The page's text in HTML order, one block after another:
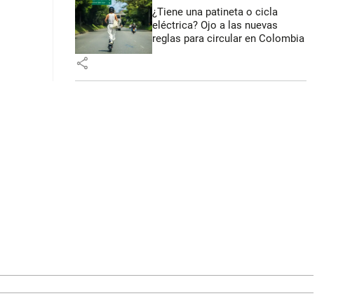
¿Tiene una patineta o cicla
eléctrica? Ojo a las nuevas
reglas para circular en Colombia
share